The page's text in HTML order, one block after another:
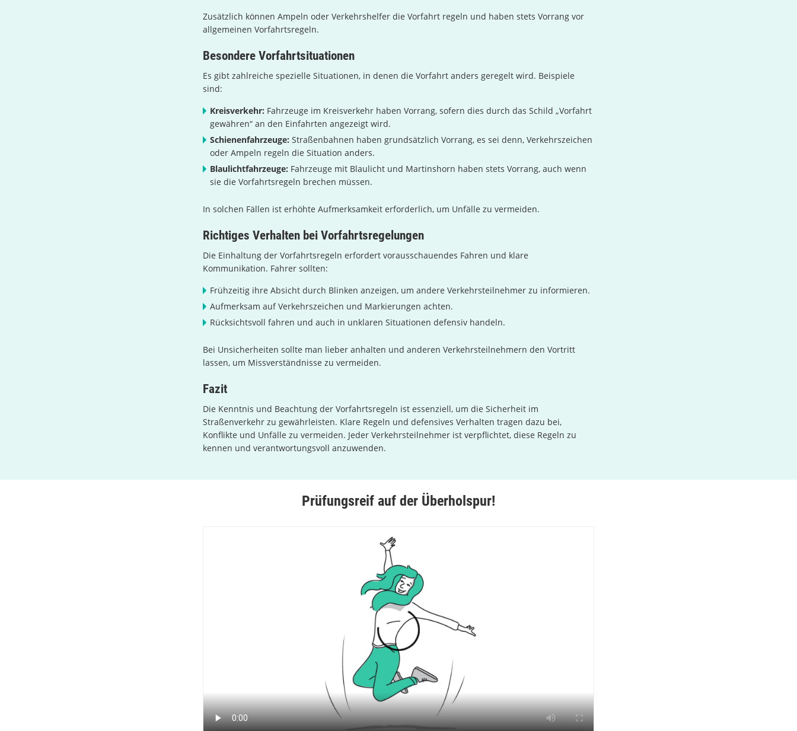
Zusätzlich können Ampeln oder Verkehrshelfer die Vorfahrt regeln und haben stets Vorrang vor
allgemeinen Vorfahrtsregeln.
Besondere Vorfahrtsituationen
Es gibt zahlreiche spezielle Situationen, in denen die Vorfahrt anders geregelt wird. Beispiele
sind:
Kreisverkehr: Fahrzeuge im Kreisverkehr haben Vorrang, sofern dies durch das Schild „Vorfahrt
gewähren“ an den Einfahrten angezeigt wird.
Schienenfahrzeuge: Straßenbahnen haben grundsätzlich Vorrang, es sei denn, Verkehrszeichen
oder Ampeln regeln die Situation anders.
Blaulichtfahrzeuge: Fahrzeuge mit Blaulicht und Martinshorn haben stets Vorrang, auch wenn
sie die Vorfahrtsregeln brechen müssen.
In solchen Fällen ist erhöhte Aufmerksamkeit erforderlich, um Unfälle zu vermeiden.
Richtiges Verhalten bei Vorfahrtsregelungen
Die Einhaltung der Vorfahrtsregeln erfordert vorausschauendes Fahren und klare
Kommunikation. Fahrer sollten:
Frühzeitig ihre Absicht durch Blinken anzeigen, um andere Verkehrsteilnehmer zu informieren.
Aufmerksam auf Verkehrszeichen und Markierungen achten.
Rücksichtsvoll fahren und auch in unklaren Situationen defensiv handeln.
Bei Unsicherheiten sollte man lieber anhalten und anderen Verkehrsteilnehmern den Vortritt
lassen, um Missverständnisse zu vermeiden.
Fazit
Die Kenntnis und Beachtung der Vorfahrtsregeln ist essenziell, um die Sicherheit im
Straßenverkehr zu gewährleisten. Klare Regeln und defensives Verhalten tragen dazu bei,
Konflikte und Unfälle zu vermeiden. Jeder Verkehrsteilnehmer ist verpflichtet, diese Regeln zu
kennen und verantwortungsvoll anzuwenden.
Prüfungsreif auf der Überholspur!